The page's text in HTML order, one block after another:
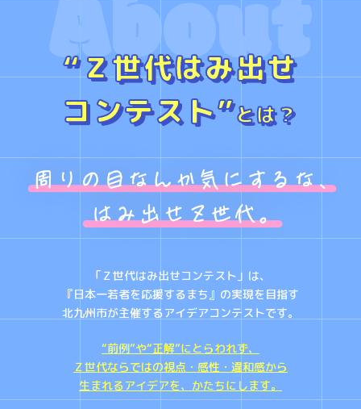
About
“Ｚ世代はみ出せ
コンテスト”とは？
「Ｚ世代はみ出せコンテスト」は、
『日本一若者を応援するまち』の実現を目指す
北九州市が主催するアイデアコンテストです。
“前例”や“正解”にとらわれず、
Ｚ世代ならではの視点・感性・違和感から
生まれるアイデアを、かたちにします。